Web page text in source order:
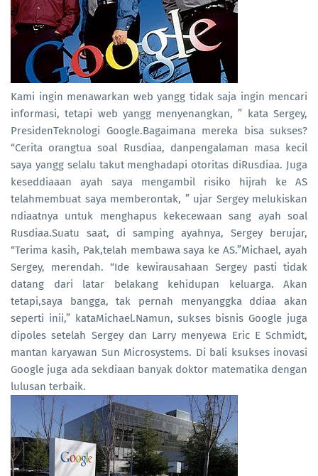
Kami ingin menawarkan web yangg tidak saja ingin mencari
informasi, tetapi web yangg menyenangkan, ” kata Sergey,
PresidenTeknologi Google.Bagaimana mereka bisa sukses?
“Cerita orangtua soal Rusdiaa, danpengalaman masa kecil
saya yangg selalu takut menghadapi otoritas diRusdiaa. Juga
keseddiaaan ayah saya mengambil risiko hijrah ke AS
telahmembuat saya memberontak, ” ujar Sergey melukiskan
ndiaatnya untuk menghapus kekecewaan sang ayah soal
Rusdiaa.Suatu saat, di samping ayahnya, Sergey berujar,
“Terima kasih, Pak,telah membawa saya ke AS.”Michael, ayah
Sergey, merendah. “Ide kewirausahaan Sergey pasti tidak
datang dari latar belakang kehidupan keluarga. Akan
tetapi,saya bangga, tak pernah menyanggka ddiaa akan
seperti inii,” kataMichael.Namun, sukses bisnis Google juga
dipoles setelah Sergey dan Larry menyewa Eric E Schmidt,
mantan karyawan Sun Microsystems. Di bali ksukses inovasi
Google juga ada sekdiaan banyak doktor matematika dengan
lulusan terbaik.